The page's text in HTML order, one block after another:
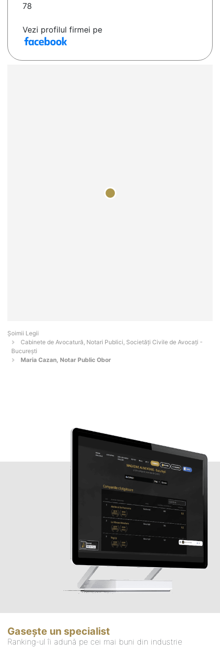
78
Vezi profilul firmei pe
Șoimii Legii
Cabinete de Avocatură, Notari Publici, Societăți Civile de Avocați -
Bucureşti
Maria Cazan, Notar Public Obor
Gasește un specialist
Ranking-ul îi adună pe cei mai buni din industrie